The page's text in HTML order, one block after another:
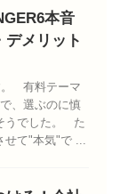
本音
デメリット
。 有料テーマ
、選ぶのに慎
うでした。 た
せて"本気"で ...